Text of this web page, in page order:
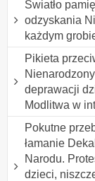
Światło
odzyskania
każdym
Pikieta
deprawacji
Modlitwa w
Pokutne
łamanie
Narodu.
dzieci,